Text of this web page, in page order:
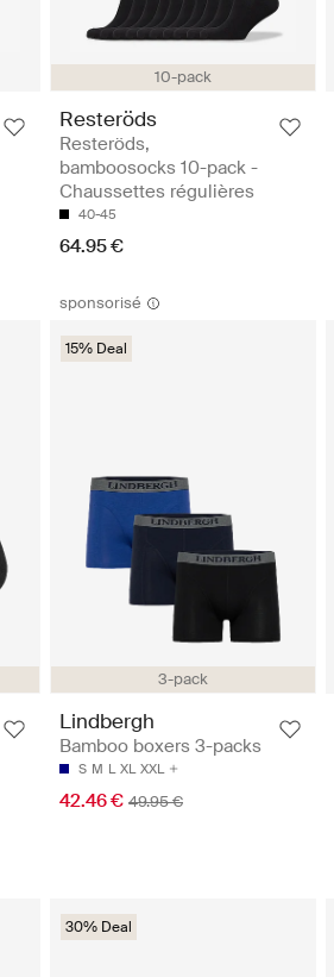
10-pack
Resteröds
Resteröds,
bamboosocks 10-pack -
Chaussettes régulières
40-45
64.95 €
sponsorisé
3-pack
15% Deal
Lindbergh
Bamboo boxers 3-packs
S M L XL XXL
42.46 € 49.95 €
30% Deal